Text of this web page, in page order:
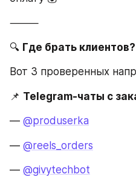
⸻
🔍 Где брать клиентов?
Вот 3 проверенных
📌 Telegram-чаты с
— @produserka
— @reels_orders
— @givytechbot